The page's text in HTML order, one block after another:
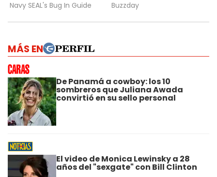
MÁS EN
De Panamá a cowboy: los 10
sombreros que Juliana Awada
convirtió en su sello personal
El video de Monica Lewinsky a 28
años del "sexgate" con Bill Clinton